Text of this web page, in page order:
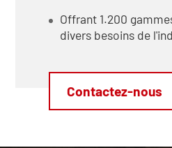
Offrant 1.200
divers besoins de
Contactez-nous